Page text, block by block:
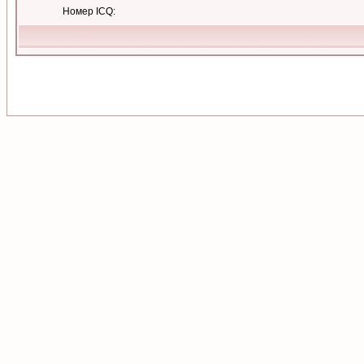
Номер ICQ: